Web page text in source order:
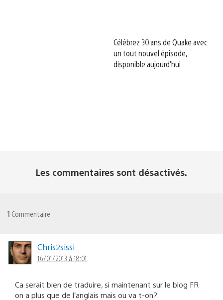
Célébrez 30 ans de Quake avec
un tout nouvel épisode,
disponible aujourd’hui
Les commentaires sont désactivés.
1 Commentaire
Chris2sissi
16/01/2013 à 18:01
Ca serait bien de traduire, si maintenant sur le blog FR
on a plus que de l’anglais mais ou va t-on?